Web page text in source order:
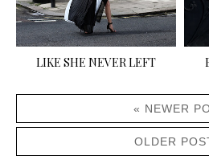
LIKE SHE NEVER LEFT
« NEWER
OLDER